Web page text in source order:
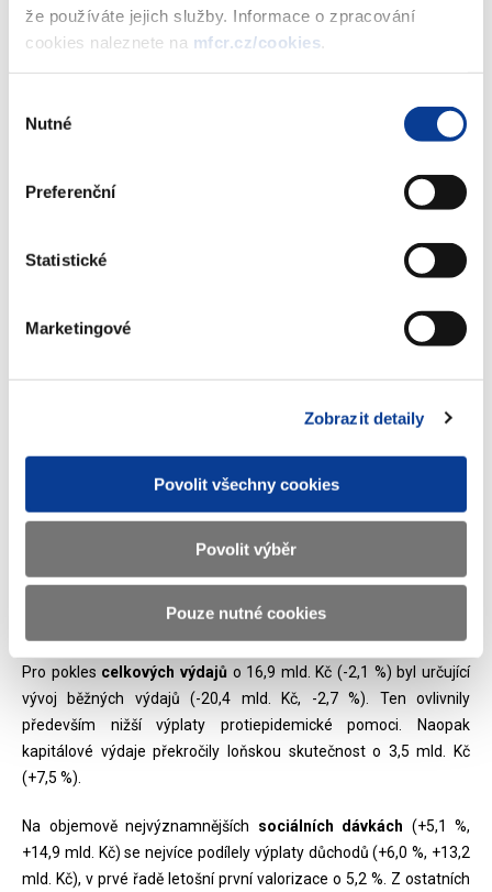
že používáte jejich služby. Informace o zpracování
cookies naleznete na mfcr.cz/cookies
souhlasu
Nutné
Preferenční
Statistické
Marketingové
Zobrazit detaily
Povolit všechny cookies
Povolit výběr
Pouze nutné cookies
DPH- daň z přidané hodnoty
a zahřívaných tabákových výrobků, piva, vína a meziproduktů, lihu a také včetně tzv.
energetických daní a odvodu z elektřiny
EU/FM- příjmy z Evropské unie a finančních mechanismů, které představují již
proplacený podíl EU/FM na financování společných programů s ČR
Ostatní- dopočet do celku daňových i ostatních příjmů nedaňové povahy.
Pro pokles celkových výdajů o 16,9 mld. Kč (-2,1 %) byl určující
vývoj běžných výdajů (-20,4 mld. Kč, -2,7 %). Ten ovlivnily
především nižší výplaty protiepidemické pomoci. Naopak
kapitálové výdaje překročily loňskou skutečnost o 3,5 mld. Kč
(+7,5 %).
Na objemově nejvýznamnějších sociálních dávkách (+5,1 %,
+14,9 mld. Kč) se nejvíce podílely výplaty důchodů (+6,0 %, +13,2
mld. Kč), v prvé řadě letošní první valorizace o 5,2 %. Z ostatních